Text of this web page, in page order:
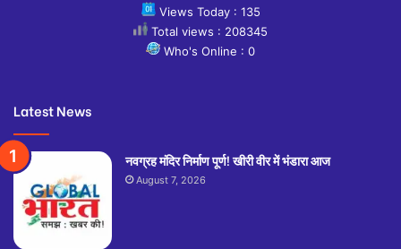
Views Today : 135
Total views : 208345
Who's Online : 0
Latest News
नवग्रह मंदिर निर्माण पूर्ण! खीरी वीर में भंडारा आज
August 7, 2026